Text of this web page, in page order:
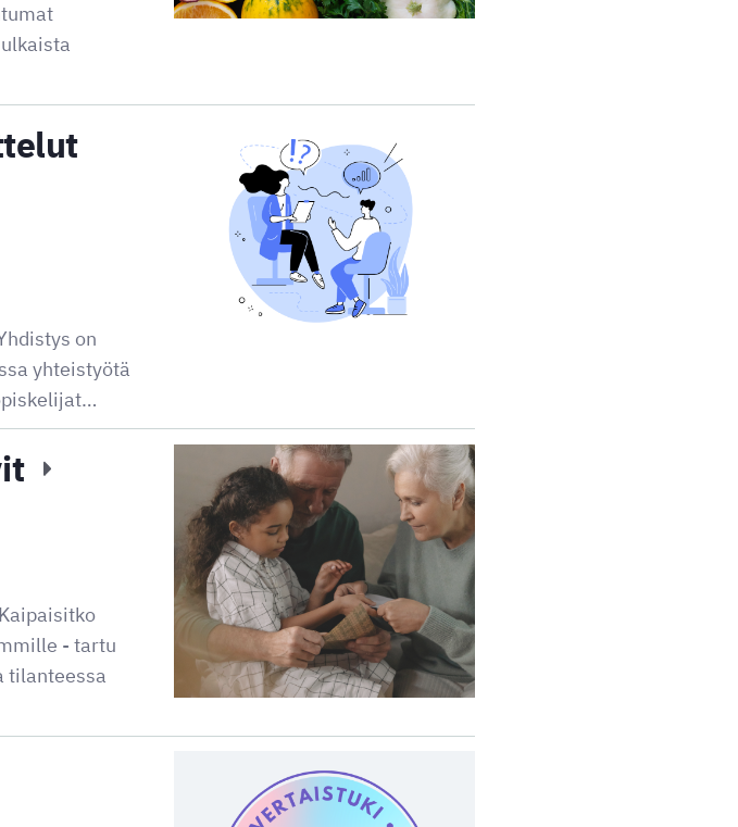
on
yhteistyötä
- tartu
tilanteessa